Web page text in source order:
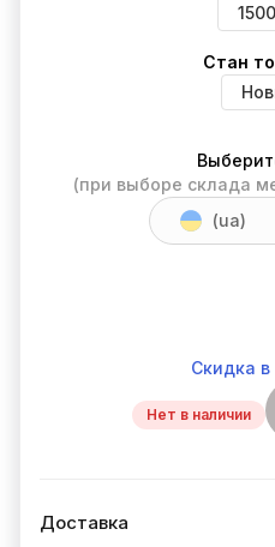
Стан
(при выборе склада
(ua)
Скидка
Нет в наличии
Доставка